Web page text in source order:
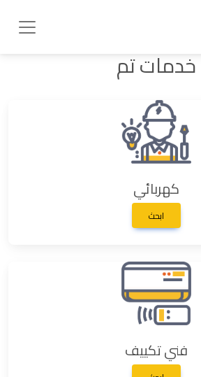
خدمات تم
كهربائي
ابحث
فني تكييف